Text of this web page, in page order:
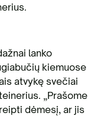
lanko
kiemuose
atvykę svečiai
„Prašome
dėmesį, ar jis